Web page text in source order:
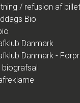
/ refusion af
Bio
Danmark
Danmark -
biografsal